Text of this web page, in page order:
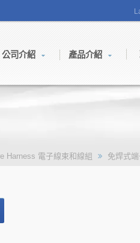
公司介紹 產品介紹
Harness 電子線束和線組 免焊式